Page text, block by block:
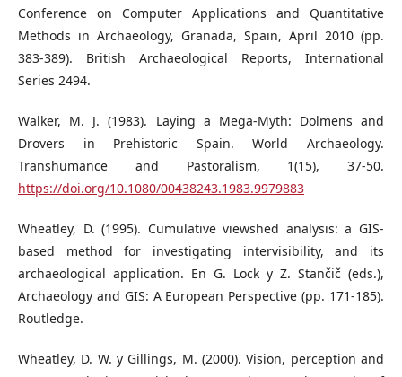
Conference on Computer Applications and Quantitative
Methods in Archaeology, Granada, Spain, April 2010 (pp.
383-389). British Archaeological Reports, International
Series 2494.
Walker, M. J. (1983). Laying a Mega-Myth: Dolmens and
Drovers in Prehistoric Spain. World Archaeology.
Transhumance and Pastoralism, 1(15), 37-50.
https://doi.org/10.1080/00438243.1983.9979883
Wheatley, D. (1995). Cumulative viewshed analysis: a GIS-
based method for investigating intervisibility, and its
archaeological application. En G. Lock y Z. Stančič (eds.),
Archaeology and GIS: A European Perspective (pp. 171-185).
Routledge.
Wheatley, D. W. y Gillings, M. (2000). Vision, perception and